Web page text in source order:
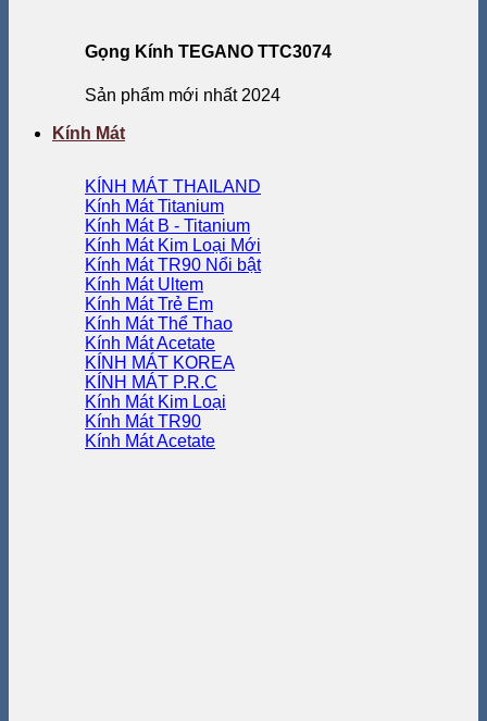
Gọng Kính TEGANO TTC3074
Sản phẩm mới nhất 2024
Kính Mát
KÍNH MÁT THAILAND
Kính Mát Titanium
Kính Mát B - Titanium
Kính Mát Kim Loại
Kính Mát TR90
Kính Mát Ultem
Kính Mát Trẻ Em
Kính Mát Thể Thao
Kính Mát Acetate
KÍNH MÁT KOREA
KÍNH MÁT P.R.C
Kính Mát Kim Loại
Kính Mát TR90
Kính Mát Acetate